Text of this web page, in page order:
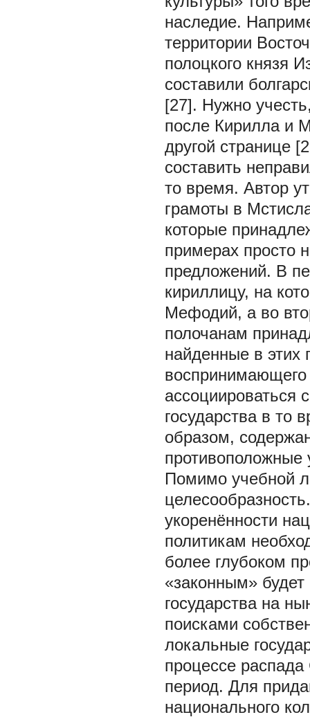
наследие.
территории
полоцкого князя
составили
[27]. Нужно
после Кирилла и
другой странице
составить
то время. Автор
грамоты в
которые
примерах просто
предложений. В
кириллицу, на
Мефодий, а во
полочанам
найденные в этих
ассоциироваться
государства в то
образом,
противоположные
Помимо учебной
укоренённости
политикам
более глубоком
«законным»
государства на
поисками
локальные
процессе
период. Для
национального